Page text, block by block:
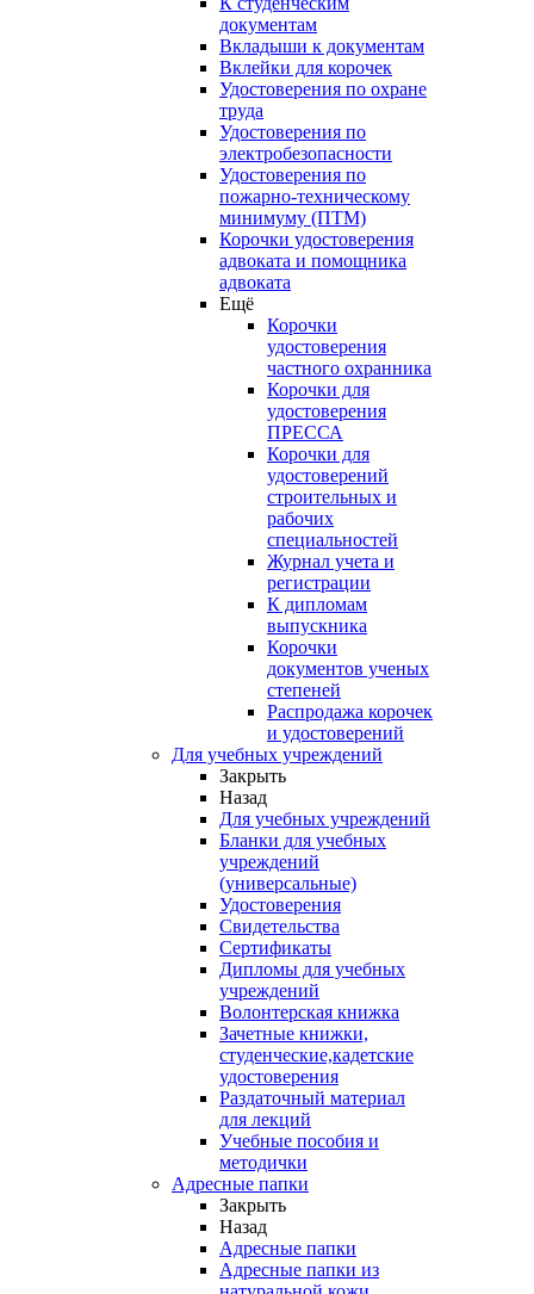
документам
Вкладыши к документам
Вклейки для корочек
Удостоверения по охране
труда
Удостоверения по
электробезопасности
Удостоверения по
пожарно-техническому
минимуму (ПТМ)
Корочки удостоверения
адвоката и помощника
адвоката
Ещё
Корочки
удостоверения
частного охранника
Корочки для
удостоверения
ПРЕССА
Корочки для
удостоверений
строительных и
рабочих
специальностей
Журнал учета и
регистрации
К дипломам
выпускника
Корочки
документов ученых
степеней
Распродажа корочек
и удостоверений
Для учебных учреждений
Закрыть
Назад
Для учебных учреждений
Бланки для учебных
учреждений
(универсальные)
Удостоверения
Свидетельства
Сертификаты
Дипломы для учебных
учреждений
Волонтерская книжка
Зачетные книжки,
студенческие,кадетские
удостоверения
Раздаточный материал
для лекций
Учебные пособия и
методички
Адресные папки
Закрыть
Назад
Адресные папки
Адресные папки из